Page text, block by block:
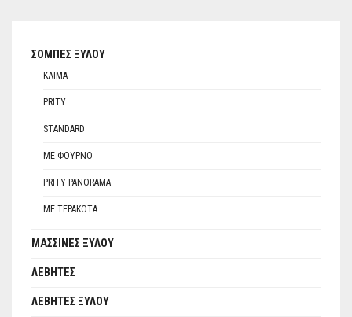
ΣΌΜΠΕΣ ΞΎΛΟΥ
ΚΛΊΜΑ
PRITY
STANDARD
ΜΕ ΦΟΎΡΝΟ
PRITY PANORAMA
ΜΕ ΤΕΡΑΚΌΤΑ
ΜΑΣΣΊΝΕΣ ΞΎΛΟΥ
ΛΈΒΗΤΕΣ
ΛΈΒΗΤΕΣ ΞΎΛΟΥ